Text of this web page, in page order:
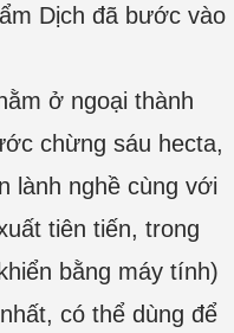
Dịch đã bước vào
ở ngoại thành
chừng sáu hecta,
lành nghề cùng với
tiên tiến, trong
bằng máy tính)
có thể dùng để